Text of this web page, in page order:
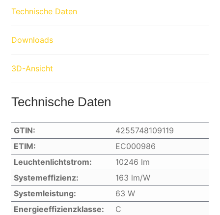
Technische Daten
Downloads
3D-Ansicht
Technische Daten
GTIN:
4255748109119
ETIM:
EC000986
Leuchtenlichtstrom:
10246 lm
Systemeffizienz:
163 lm/W
Systemleistung:
63 W
Energieeffizienzklasse:
C